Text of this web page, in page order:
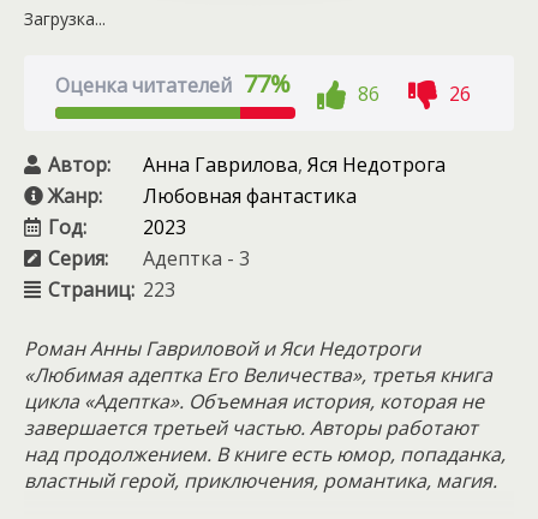
Загрузка...
Оценка читателей 77% 86 26
Автор: Анна Гаврилова, Яся Недотрога
Жанр:
Любовная фантастика
Год:
2023
Серия:
Адептка - 3
Страниц: 223
Роман Анны Гавриловой и Яси Недотроги
«Любимая адептка Его Величества», третья книга
цикла «Адептка». Объемная история, которая не
завершается третьей частью. Авторы работают
над продолжением. В книге есть юмор, попаданка,
властный герой, приключения, романтика, магия.